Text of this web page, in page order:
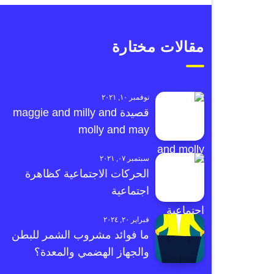
مقالات مختارة
نوفمبر ١٠, ٢٠٢١
قصيدة maggie and milly and
molly and may
سبتمبر ٠٧, ٢٠٢١
الحركات الاجتماعية كظاهرة
اجتماعية
فبراير ٢٠, ٢٠٢٤
ما فوائد مشروب الشمر للبطن
والجهاز الهضمي والمعدة؟